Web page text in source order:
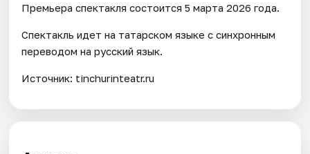
Премьера спектакля состоится 5 марта 2026 года.
Спектакль идет на татарском языке с синхронным
переводом на русский язык.
Источник: tinchurinteatr.ru